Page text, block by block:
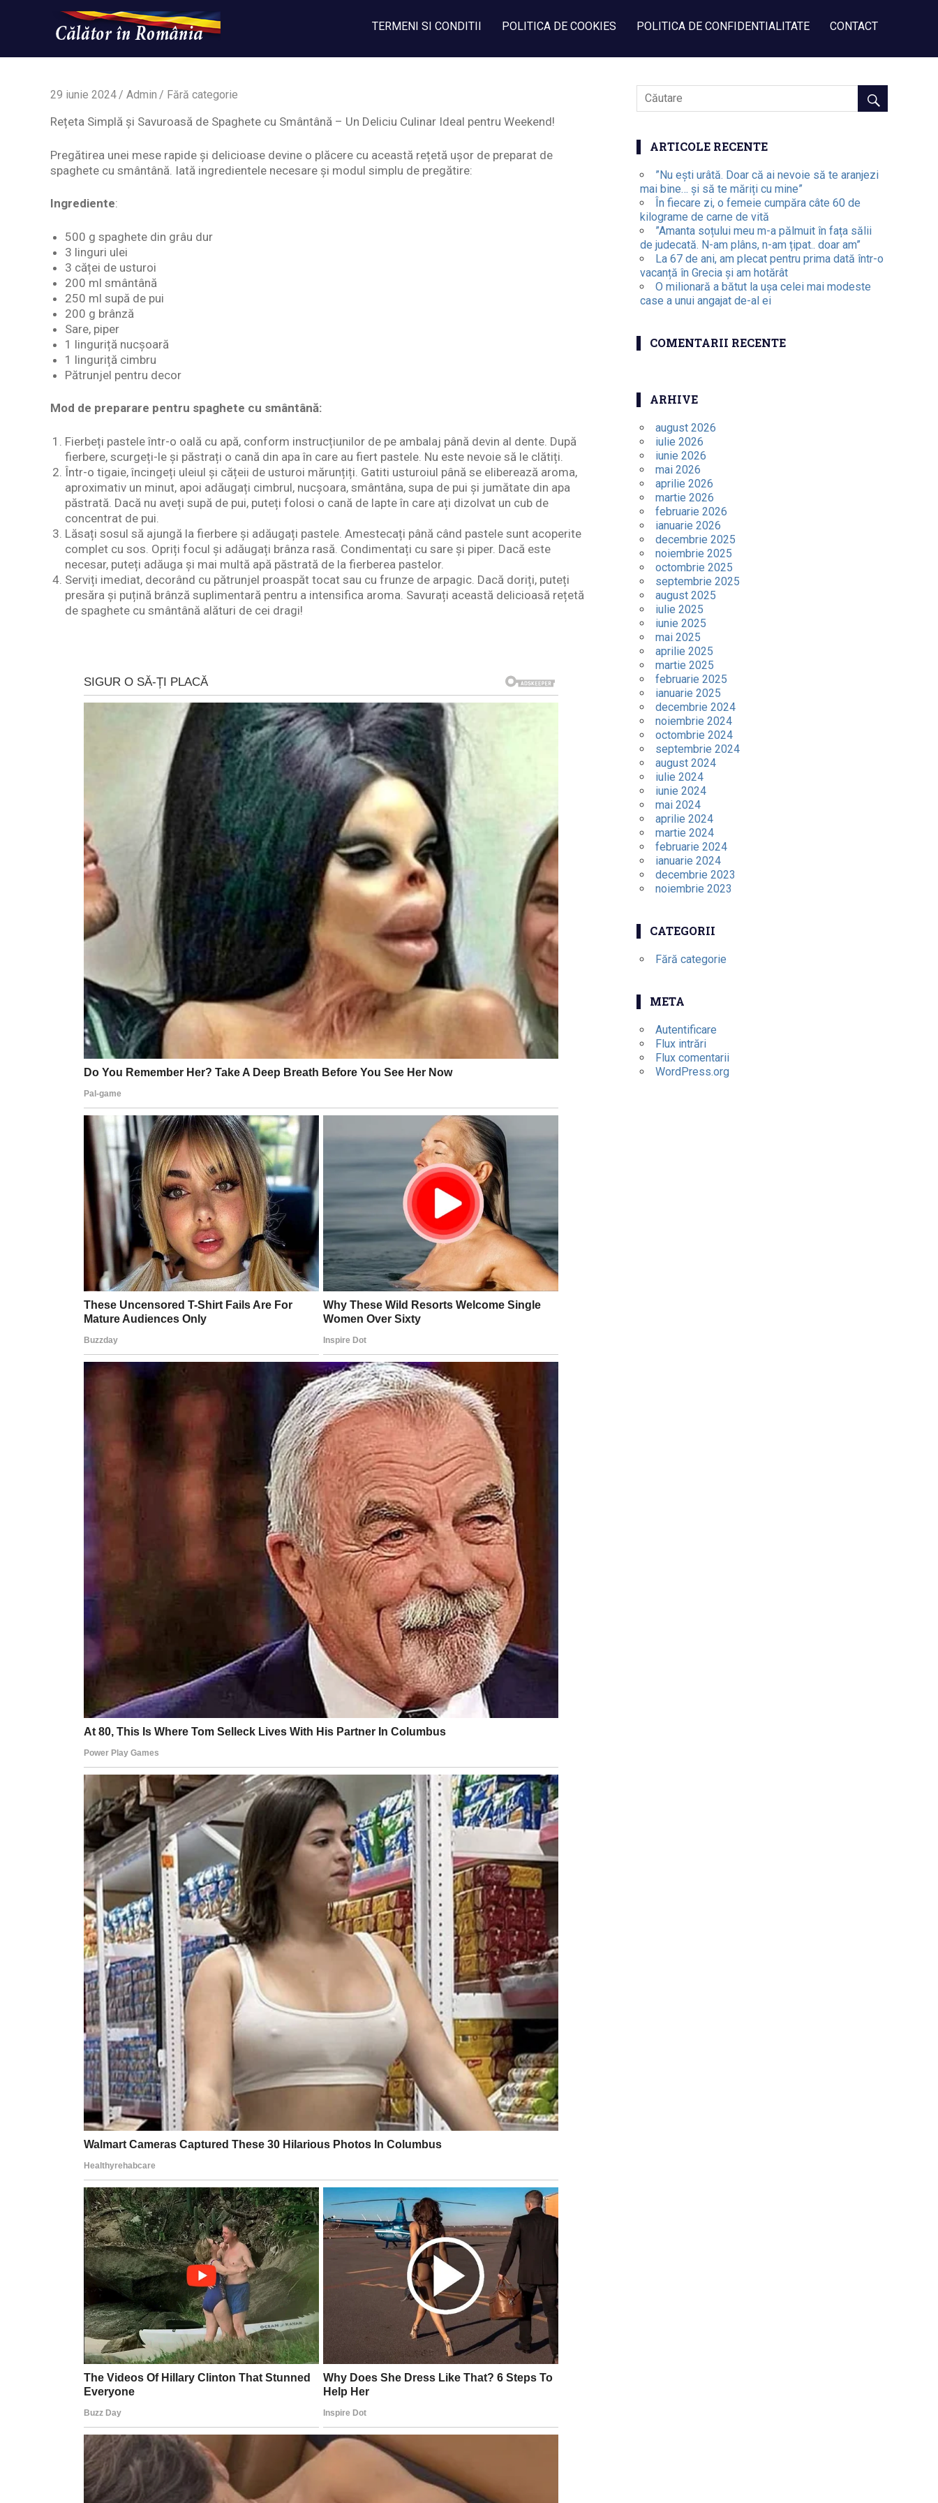
Calatorinromania
WordPress
TERMENI SI CONDITII POLITICA DE COOKIES POLITICA DE CONFIDENTIALITATE CONTACT
29 iunie 2024 Admin Fără categorie
Rețeta Simplă și Savuroasă de Spaghete cu Smântână – Un Deliciu Culinar Ideal pentru Weekend!
Pregătirea unei mese rapide și delicioase devine o plăcere cu această rețetă ușor de preparat de
spaghete cu smântână. Iată ingredientele necesare și modul simplu de pregătire:
Ingrediente:
500 g spaghete din grâu dur
3 linguri ulei
3 căței de usturoi
200 ml smântână
250 ml supă de pui
200 g brânză
Sare, piper
1 linguriță nucșoară
1 linguriță cimbru
Pătrunjel pentru decor
Mod de preparare pentru spaghete cu smântână:
Fierbeți pastele într-o oală cu apă, conform instrucțiunilor de pe ambalaj până devin al dente. După
fierbere, scurgeți-le și păstrați o cană din apa în care au fiert pastele. Nu este nevoie să le clătiți.
Într-o tigaie, încingeți uleiul și cățeii de usturoi mărunțiți. Gatiti usturoiul până se eliberează aroma,
aproximativ un minut, apoi adăugați cimbrul, nucșoara, smântâna, supa de pui și jumătate din apa
păstrată. Dacă nu aveți supă de pui, puteți folosi o cană de lapte în care ați dizolvat un cub de
concentrat de pui.
Lăsați sosul să ajungă la fierbere și adăugați pastele. Amestecați până când pastele sunt acoperite
complet cu sos. Opriți focul și adăugați brânza rasă. Condimentați cu sare și piper. Dacă este
necesar, puteți adăuga și mai multă apă păstrată de la fierberea pastelor.
Serviți imediat, decorând cu pătrunjel proaspăt tocat sau cu frunze de arpagic. Dacă doriți, puteți
presăra și puțină brânză suplimentară pentru a intensifica aroma. Savurați această delicioasă rețetă
de spaghete cu smântână alături de cei dragi!
ARTICOLE RECENTE
”Nu ești urâtă. Doar că ai nevoie să te aranjezi
mai bine… și să te măriți cu mine”
În fiecare zi, o femeie cumpăra câte 60 de
kilograme de carne de vită
”Amanta soțului meu m-a pălmuit în fața sălii
de judecată. N-am plâns, n-am țipat.. doar am”
La 67 de ani, am plecat pentru prima dată într-o
vacanță în Grecia și am hotărât
O milionară a bătut la ușa celei mai modeste
case a unui angajat de-al ei
COMENTARII RECENTE
ARHIVE
august 2026
iulie 2026
iunie 2026
mai 2026
aprilie 2026
martie 2026
februarie 2026
ianuarie 2026
decembrie 2025
noiembrie 2025
octombrie 2025
septembrie 2025
august 2025
iulie 2025
iunie 2025
mai 2025
aprilie 2025
martie 2025
februarie 2025
ianuarie 2025
decembrie 2024
noiembrie 2024
octombrie 2024
septembrie 2024
august 2024
iulie 2024
iunie 2024
mai 2024
aprilie 2024
martie 2024
februarie 2024
ianuarie 2024
decembrie 2023
noiembrie 2023
CATEGORII
Fără categorie
META
Autentificare
Flux intrări
Flux comentarii
WordPress.org